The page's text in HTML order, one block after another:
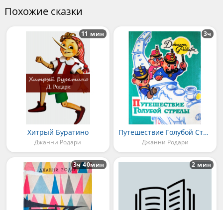
Похожие сказки
Хитрый Буратино
Джанни Родари
11 мин
Путешествие Голубой Стрелы
Джанни Родари
3ч
3ч 40мин 2 мин